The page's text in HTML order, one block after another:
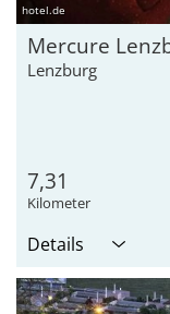
hotel.de
Mercure
Lenzburg
7,31
Kilometer
Details